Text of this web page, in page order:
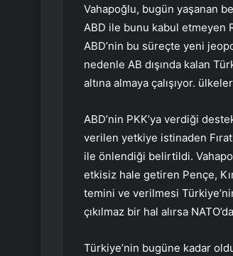
Vahapoğlu, bugün yaşanan
ABD ile bunu kabul etmeyen
ABD’nin bu süreçte yeni
nedenle AB dışında kalan
altına almaya çalışıyor.
ABD’nin PKK’ya verdiği
verilen yetkiye istinaden Fırat
ile önlendiği belirtildi.
etkisiz hale getiren Pençe,
temini ve verilmesi
çıkılmaz bir hal alırsa
Türkiye’nin bugüne kadar